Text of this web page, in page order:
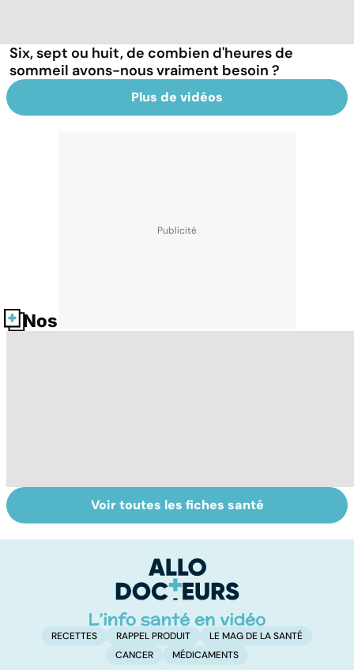
Six, sept ou huit, de combien d'heures de
sommeil avons-nous vraiment besoin ?
Plus de vidéos
Nos fiches santé
Post-partum : un
bouleversement
Narcolepsie : des
crises de
involontaires
Voir toutes les fiches santé
RECETTES RAPPEL PRODUIT
LE MAG DE LA SANTÉ
CANCER
MÉDICAMENTS